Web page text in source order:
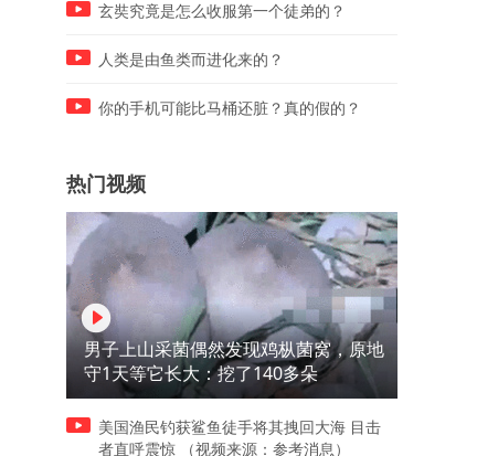
万人计划、山东财大教授刘海
亚军翻车，张本智和剃光头
玄奘究竟是怎么收服第一个徒弟的？
人类是由鱼类而进化来的？
你的手机可能比马桶还脏？真的假的？
热门视频
男子上山采菌偶然发现鸡枞菌窝，原地
守1天等它长大：挖了140多朵
美国渔民钓获鲨鱼徒手将其拽回大海 目击
者直呼震惊 （视频来源：参考消息）